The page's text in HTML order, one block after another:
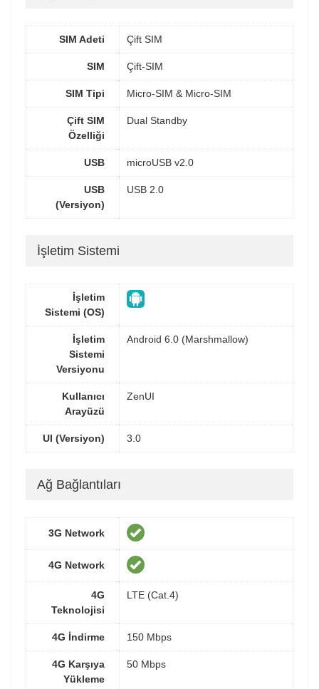
SIM Adeti Çift SIM
SIM Çift-SIM
SIM Tipi Micro-SIM & Micro-SIM
Çift SIM
Özelliği
Dual Standby
USB microUSB v2.0
USB
(Versiyon)
USB 2.0
İşletim Sistemi
İşletim
Sistemi (OS)
İşletim
Sistemi
Versiyonu
Android 6.0 (Marshmallow)
Kullanıcı
Arayüzü
ZenUI
UI (Versiyon) 3.0
Ağ Bağlantıları
3G Network
4G Network
4G
Teknolojisi
LTE (Cat.4)
4G İndirme 150 Mbps
4G Karşıya
Yükleme
50 Mbps